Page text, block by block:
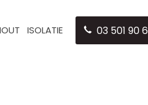
03 501 90
ISOLATIE